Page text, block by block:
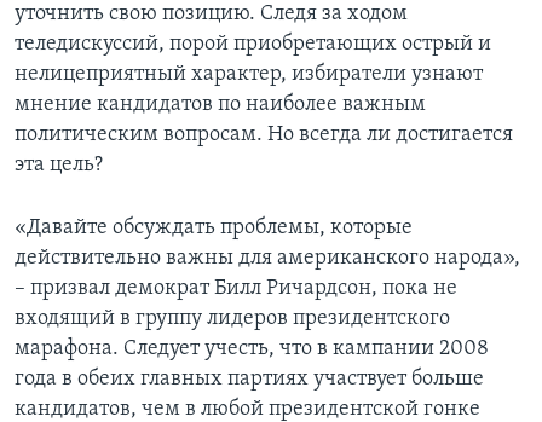
уточнить свою позицию. Следя за ходом
теледискуссий, порой приобретающих острый и
нелицеприятный характер, избиратели узнают
мнение кандидатов по наиболее важным
политическим вопросам. Но всегда ли достигается
эта цель?
«Давайте обсуждать проблемы, которые
действительно важны для американского народа»,
– призвал демократ Билл Ричардсон, пока не
входящий в группу лидеров президентского
марафона. Следует учесть, что в кампании 2008
года в обеих главных партиях участвует больше
кандидатов, чем в любой президентской гонке